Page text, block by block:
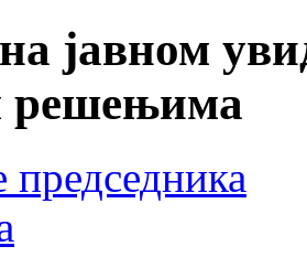
јавном
решењима
председника